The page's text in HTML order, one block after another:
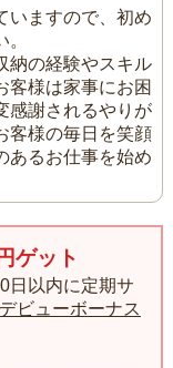
いますので、初め
納の経験やスキル
客様は家事にお困
感謝されるやりが
客様の毎日を笑顔
あるお仕事を始め
ゲット
日以内に定期サ
ビューボーナス